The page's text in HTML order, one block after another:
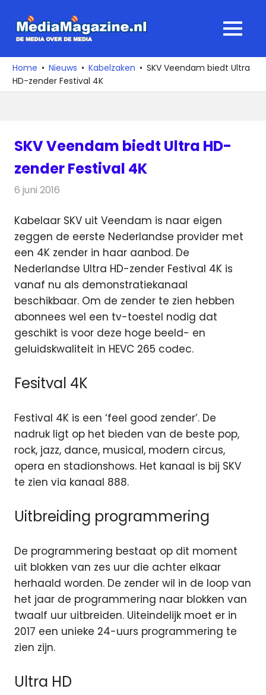
naar
media
over
de
MENU
Home Nieuws Kabelzaken
SKV Veendam biedt Ultra
HD-zender Festival 4K
SKV Veendam biedt Ultra HD-
zender Festival 4K
6 juni 2016
Kabelaar SKV uit Veendam is naar eigen
zeggen de eerste Nederlandse provider met
een 4K zender in haar aanbod. De
Nederlandse Ultra HD-zender Festival 4K is
vanaf nu als demonstratiekanaal
beschikbaar. Om de zender te zien hebben
abonnees wel een tv-toestel nodig dat
geschikt is voor deze hoge beeld- en
geluidskwaliteit in HEVC 265 codec.
Fesitval 4K
Festival 4K is een ‘feel good zender’. De
nadruk ligt op het bieden van de beste pop,
rock, jazz, dance, musical, modern circus,
opera en stadionshows. Het kanaal is bij SKV
te zien via kanaal 888.
Uitbreiding programmering
De programmering bestaat op dit moment
uit blokken van zes uur die achter elkaar
herhaald worden. De zender wil in de loop van
het jaar de programmering naar blokken van
twaalf uur uitbreiden. Uiteindelijk moet er in
2017 een unieke 24-uurs programmering te
zien zijn.
Ultra HD